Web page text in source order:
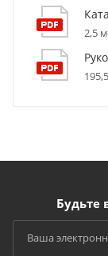
2,5
Будьте